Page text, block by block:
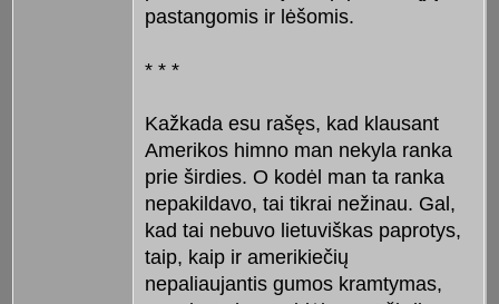
pastangomis ir lėšomis.
* * *
Kažkada esu rašęs, kad klausant
Amerikos himno man nekyla ranka
prie širdies. O kodėl man ta ranka
nepakildavo, tai tikrai nežinau. Gal,
kad tai nebuvo lietuviškas paprotys,
taip, kaip ir amerikiečių
nepaliaujantis gumos kramtymas,